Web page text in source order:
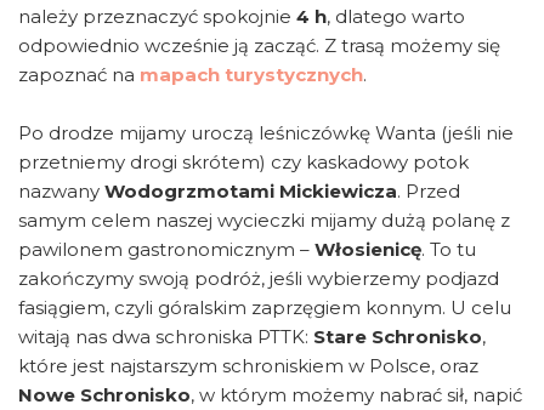
należy przeznaczyć spokojnie 4 h, dlatego warto
odpowiednio wcześnie ją zacząć. Z trasą możemy się
zapoznać na mapach turystycznych.
Po drodze mijamy uroczą leśniczówkę Wanta (jeśli nie
przetniemy drogi skrótem) czy kaskadowy potok
nazwany Wodogrzmotami Mickiewicza. Przed
samym celem naszej wycieczki mijamy dużą polanę z
pawilonem gastronomicznym – Włosienicę. To tu
zakończymy swoją podróż, jeśli wybierzemy podjazd
fasiągiem, czyli góralskim zaprzęgiem konnym. U celu
witają nas dwa schroniska PTTK: Stare Schronisko,
które jest najstarszym schroniskiem w Polsce, oraz
Nowe Schronisko, w którym możemy nabrać sił, napić